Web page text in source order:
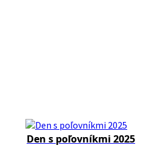
Den s poľovníkmi 2025